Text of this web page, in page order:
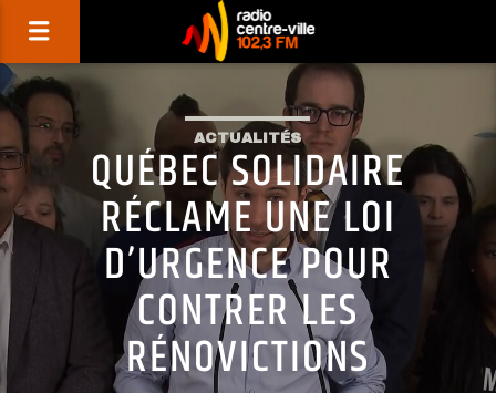
ACTUALITÉS
QUÉBEC SOLIDAIRE
RÉCLAME UNE LOI
D’URGENCE POUR
CONTRER LES
RÉNOVICTIONS